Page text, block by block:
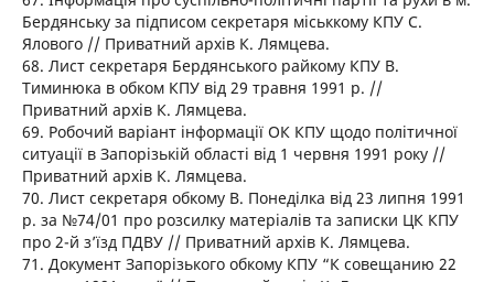
Бердянську за підписом секретаря міськкому КПУ С.
Ялового // Приватний архів К. Лямцева.
68. Лист секретаря Бердянського райкому КПУ В.
Тиминюка в обком КПУ від 29 травня 1991 р. //
Приватний архів К. Лямцева.
69. Робочий варіант інформації ОК КПУ щодо політичної
ситуації в Запорізькій області від 1 червня 1991 року //
Приватний архів К. Лямцева.
70. Лист секретаря обкому В. Понеділка від 23 липня 1991
р. за №74/01 про розсилку матеріалів та записки ЦК КПУ
про 2-й з’їзд ПДВУ // Приватний архів К. Лямцева.
71. Документ Запорізького обкому КПУ “К совещанию 22